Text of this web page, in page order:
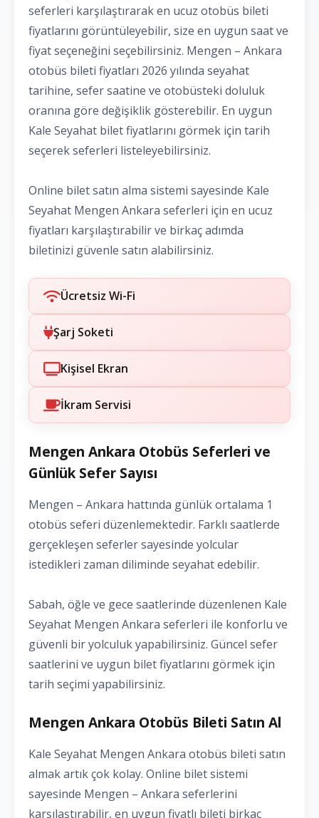
seferleri karşılaştırarak en ucuz otobüs bileti
fiyatlarını görüntüleyebilir, size en uygun saat ve
fiyat seçeneğini seçebilirsiniz. Mengen – Ankara
otobüs bileti fiyatları 2026 yılında seyahat
tarihine, sefer saatine ve otobüsteki doluluk
oranına göre değişiklik gösterebilir. En uygun
Kale Seyahat bilet fiyatlarını görmek için tarih
seçerek seferleri listeleyebilirsiniz.
Online bilet satın alma sistemi sayesinde Kale
Seyahat Mengen Ankara seferleri için en ucuz
fiyatları karşılaştırabilir ve birkaç adımda
biletinizi güvenle satın alabilirsiniz.
Ücretsiz Wi-Fi
Şarj Soketi
Kişisel Ekran
İkram Servisi
Mengen Ankara Otobüs Seferleri ve
Günlük Sefer Sayısı
Mengen – Ankara hattında günlük ortalama 1
otobüs seferi düzenlemektedir. Farklı saatlerde
gerçekleşen seferler sayesinde yolcular
istedikleri zaman diliminde seyahat edebilir.
Sabah, öğle ve gece saatlerinde düzenlenen Kale
Seyahat Mengen Ankara seferleri ile konforlu ve
güvenli bir yolculuk yapabilirsiniz. Güncel sefer
saatlerini ve uygun bilet fiyatlarını görmek için
tarih seçimi yapabilirsiniz.
Mengen Ankara Otobüs Bileti Satın Al
Kale Seyahat Mengen Ankara otobüs bileti satın
almak artık çok kolay. Online bilet sistemi
sayesinde Mengen – Ankara seferlerini
karşılaştırabilir, en uygun fiyatlı bileti birkaç